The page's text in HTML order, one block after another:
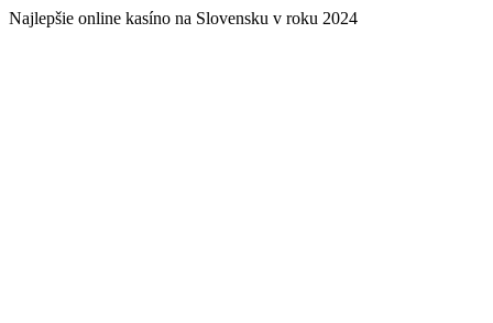
Najlepšie online kasíno na Slovensku v roku 2024